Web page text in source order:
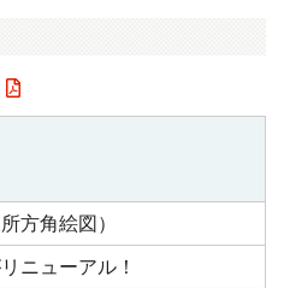
方角絵図）
ニューアル！